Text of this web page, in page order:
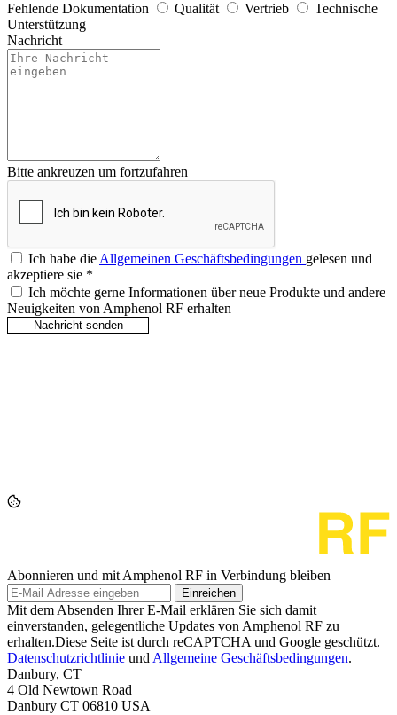
Fehlende Dokumentation
Qualität Vertrieb
Technische
Unterstützung
Nachricht
Bitte ankreuzen um fortzufahren
Ich habe die Allgemeinen Geschäftsbedingungen gelesen und
akzeptiere sie *
Ich möchte gerne Informationen über neue Produkte und andere
Neuigkeiten von Amphenol RF erhalten
Abonnieren und mit Amphenol RF in Verbindung bleiben
Einreichen
Mit dem Absenden Ihrer E-Mail erklären Sie sich damit
einverstanden, gelegentliche Updates von Amphenol RF zu
erhalten.Diese Seite ist durch reCAPTCHA und Google geschützt.
Datenschutzrichtlinie und Allgemeine Geschäftsbedingungen.
Danbury, CT
4 Old Newtown Road
Danbury CT 06810 USA